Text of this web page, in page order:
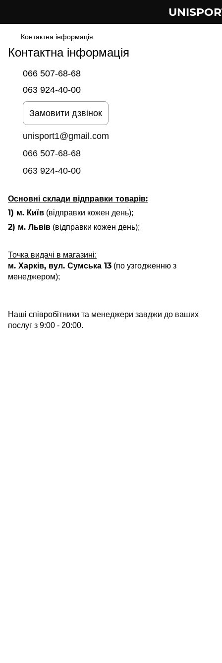
Контактна інформація
Контактна інформація
066 507-68-68
063 924-40-00
Замовити дзвінок
unisport1@gmail.com
066 507-68-68
063 924-40-00
Основні склади відправки товарів:
1) м. Київ (відправки кожен день);
2) м. Львів (відправки кожен день);
Точка видачі в магазині:
м. Харків, вул. Сумська 13 (по узгодженню з
менеджером);
Наші співробітники та менеджери завджи до ваших
послуг з 9:00 - 20:00.